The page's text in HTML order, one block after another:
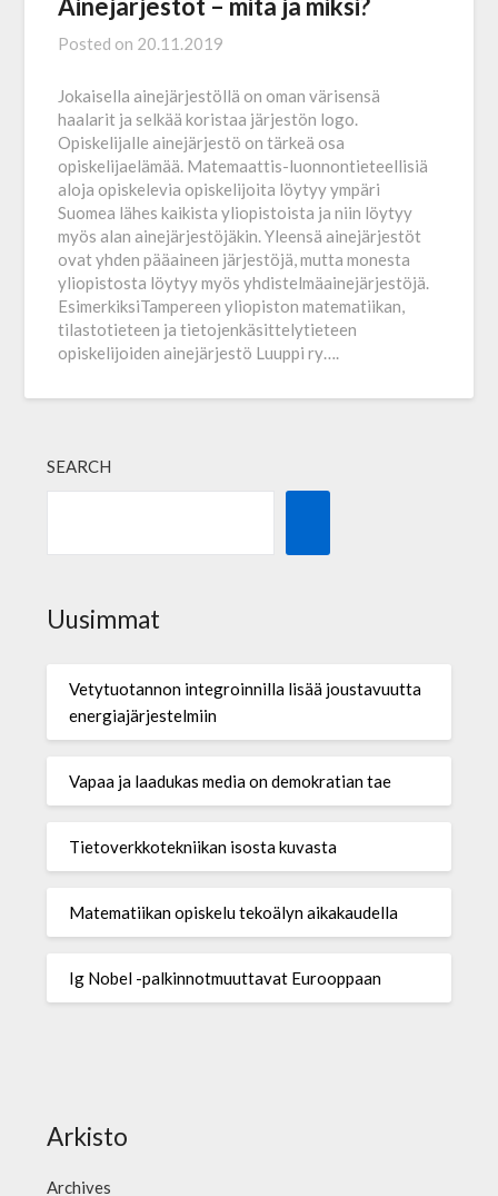
Ainejärjestöt – mitä ja miksi?
Posted on 20.11.2019
Jokaisella ainejärjestöllä on oman värisensä
haalarit ja selkää koristaa järjestön logo.
Opiskelijalle ainejärjestö on tärkeä osa
opiskelijaelämää. Matemaattis-luonnontieteellisiä
aloja opiskelevia opiskelijoita löytyy ympäri
Suomea lähes kaikista yliopistoista ja niin löytyy
myös alan ainejärjestöjäkin. Yleensä ainejärjestöt
ovat yhden pääaineen järjestöjä, mutta monesta
yliopistosta löytyy myös yhdistelmäainejärjestöjä.
EsimerkiksiTampereen yliopiston matematiikan,
tilastotieteen ja tietojenkäsittelytieteen
opiskelijoiden ainejärjestö Luuppi ry….
SEARCH
Uusimmat
Vetytuotannon integroinnilla lisää joustavuutta
energiajärjestelmiin
Vapaa ja laadukas media on demokratian tae
Tietoverkkotekniikan isosta kuvasta
Matematiikan opiskelu tekoälyn aikakaudella
Ig Nobel -palkinnotmuuttavat Eurooppaan
Arkisto
Archives